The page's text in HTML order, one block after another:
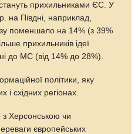
стануть прихильниками ЄС. У
на Півдні, наприклад,
поменшало на 14% (з 39%
прихильників ідеї
до МС (від 14% до 28%).
політики, яку
і східних регіонах.
з Херсонською чи
європейських